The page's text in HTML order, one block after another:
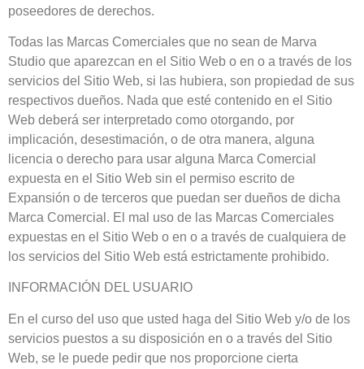
poseedores de derechos.
Todas las Marcas Comerciales que no sean de Marva
Studio que aparezcan en el Sitio Web o en o a través de los
servicios del Sitio Web, si las hubiera, son propiedad de sus
respectivos dueños. Nada que esté contenido en el Sitio
Web deberá ser interpretado como otorgando, por
implicación, desestimación, o de otra manera, alguna
licencia o derecho para usar alguna Marca Comercial
expuesta en el Sitio Web sin el permiso escrito de
Expansión o de terceros que puedan ser dueños de dicha
Marca Comercial. El mal uso de las Marcas Comerciales
expuestas en el Sitio Web o en o a través de cualquiera de
los servicios del Sitio Web está estrictamente prohibido.
INFORMACIÓN DEL USUARIO
En el curso del uso que usted haga del Sitio Web y/o de los
servicios puestos a su disposición en o a través del Sitio
Web, se le puede pedir que nos proporcione cierta